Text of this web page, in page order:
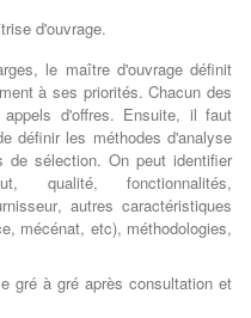
d'ouvrage.
le maître d'ouvrage définit
à ses priorités. Chacun des
d'offres. Ensuite, il faut
définir les méthodes d'analyse
de sélection. On peut identifier
qualité, fonctionnalités,
autres caractéristiques
mécénat, etc), méthodologies,
gré à gré après consultation et